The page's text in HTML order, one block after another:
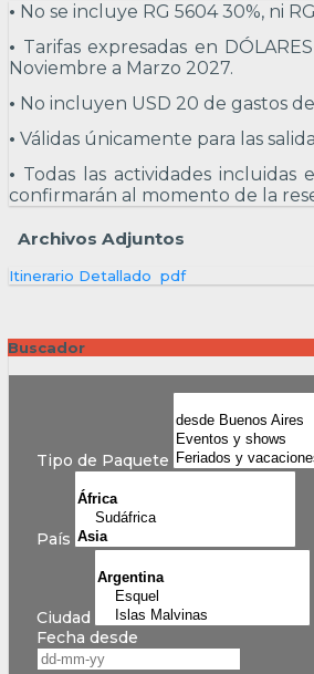
• No se incluye RG 5604 30%, ni
• Tarifas expresadas en
Noviembre a Marzo 2027.
• No incluyen USD 20 de gastos
• Válidas únicamente para las
• Todas las actividades
confirmarán al momento de la
Archivos Adjuntos
Itinerario Detallado pdf
Buscador
Tipo de Paquete
País
Ciudad
Fecha desde